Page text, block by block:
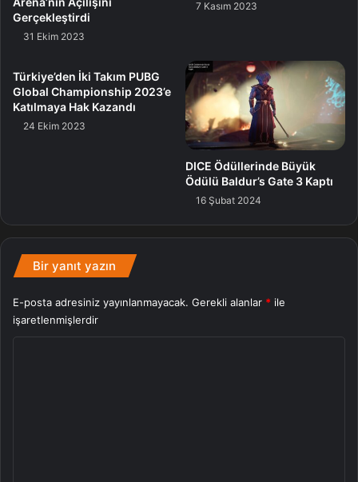
Gerçekleştirdi
31 Ekim 2023
7 Kasım 2023
Türkiye’den İki Takım PUBG
Global Championship 2023’e
Katılmaya Hak Kazandı
24 Ekim 2023
DICE Ödüllerinde Büyük
Ödülü Baldur’s Gate 3 Kaptı
16 Şubat 2024
Bir yanıt yazın
E-posta adresiniz yayınlanmayacak. Gerekli alanlar * ile
işaretlenmişlerdir